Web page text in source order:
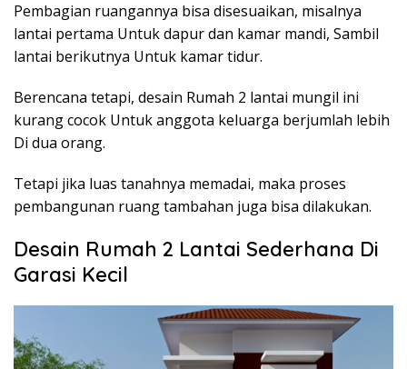
Pembagian ruangannya bisa disesuaikan, misalnya
lantai pertama Untuk dapur dan kamar mandi, Sambil
lantai berikutnya Untuk kamar tidur.
Berencana tetapi, desain Rumah 2 lantai mungil ini
kurang cocok Untuk anggota keluarga berjumlah lebih
Di dua orang.
Tetapi jika luas tanahnya memadai, maka proses
pembangunan ruang tambahan juga bisa dilakukan.
Desain Rumah 2 Lantai Sederhana Di
Garasi Kecil